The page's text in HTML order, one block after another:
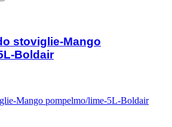
stoviglie-Mango
Boldair
Mango pompelmo/lime-5L-Boldair